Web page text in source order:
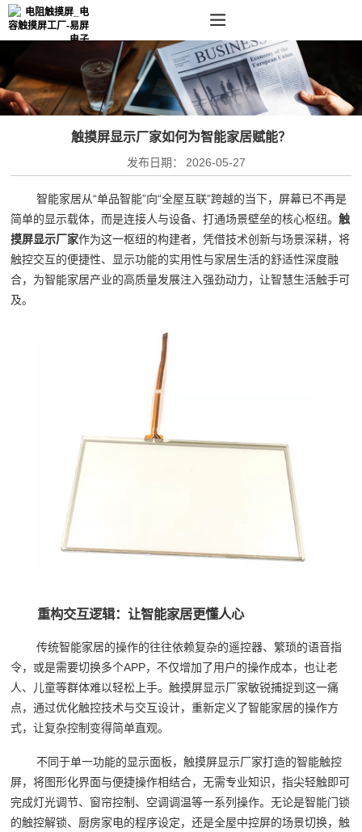
触摸屏显示厂家如何为智能家居赋能？
发布日期： 2026-05-27
智能家居从“单品智能”向“全屋互联”跨越的当下，屏幕已不再是
简单的显示载体，而是连接人与设备、打通场景壁垒的核心枢纽。触
摸屏显示厂家作为这一枢纽的构建者，凭借技术创新与场景深耕，将
触控交互的便捷性、显示功能的实用性与家居生活的舒适性深度融
合，为智能家居产业的高质量发展注入强劲动力，让智慧生活触手可
及。
重构交互逻辑：让智能家居更懂人心
传统智能家居的操作的往往依赖复杂的遥控器、繁琐的语音指
令，或是需要切换多个APP，不仅增加了用户的操作成本，也让老
人、儿童等群体难以轻松上手。触摸屏显示厂家敏锐捕捉到这一痛
点，通过优化触控技术与交互设计，重新定义了智能家居的操作方
式，让复杂控制变得简单直观。
不同于单一功能的显示面板，触摸屏显示厂家打造的智能触控
屏，将图形化界面与便捷操作相结合，无需专业知识，指尖轻触即可
完成灯光调节、窗帘控制、空调调温等一系列操作。无论是智能门锁
的触控解锁、厨房家电的程序设定，还是全屋中控屏的场景切换，触